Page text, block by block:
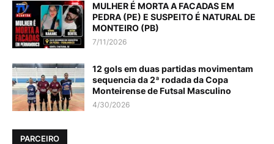
MULHER É MORTA A FACADAS EM
PEDRA (PE) E SUSPEITO É NATURAL DE
MONTEIRO (PB)
7/11/2026
12 gols em duas partidas movimentam
sequencia da 2ª rodada da Copa
Monteirense de Futsal Masculino
4/30/2026
PARCEIRO